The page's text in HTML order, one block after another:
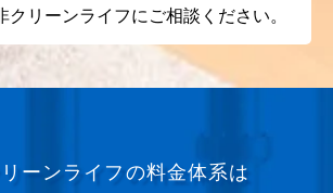
クリーンライフにご相談ください。
ーンライフの料金体系は